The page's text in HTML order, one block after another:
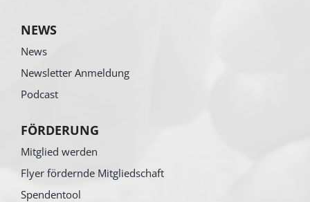
NEWS
News
Newsletter Anmeldung
Podcast
FÖRDERUNG
Mitglied werden
Flyer fördernde Mitgliedschaft
Spendentool